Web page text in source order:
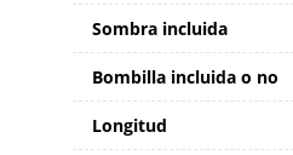
Sombra incluida
Bombilla incluida o no
Longitud